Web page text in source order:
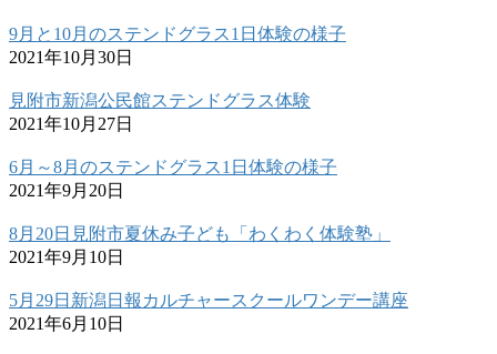
9月と10月のステンドグラス1日体験の様子
2021年10月30日
見附市新潟公民館ステンドグラス体験
2021年10月27日
6月～8月のステンドグラス1日体験の様子
2021年9月20日
8月20日見附市夏休み子ども「わくわく体験塾」
2021年9月10日
5月29日新潟日報カルチャースクールワンデー講座
2021年6月10日